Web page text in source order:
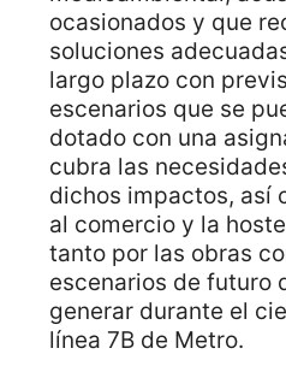
ocasionados y que
soluciones
largo plazo con
escenarios que se
dotado con una
cubra las
dichos impactos, así
al comercio y la
tanto por las obras
escenarios de futuro
generar durante el
línea 7B de Metro.